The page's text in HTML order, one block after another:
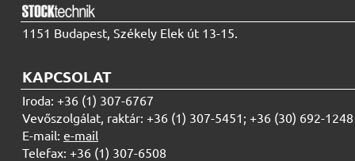
1151 Budapest, Székely Elek út 13-15.
KAPCSOLAT
Iroda: +36 (1) 307-6767
Vevőszolgálat, raktár: +36 (1) 307-5451; +36 (30) 692-1248
E-mail: e-mail
Telefax: +36 (1) 307-6508